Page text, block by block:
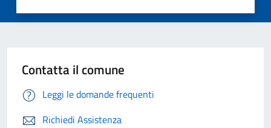
Contatta il comune
Leggi le domande frequenti
Richiedi Assistenza